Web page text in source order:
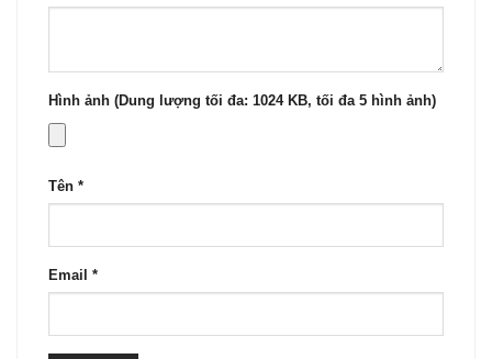
Hình ảnh (Dung lượng tối đa: 1024 KB, tối đa 5 hình ảnh)
Tên *
Email *